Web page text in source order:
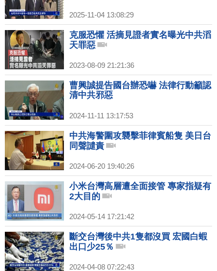
2025-11-04 13:08:29
克服恐懼 活摘見證者實名曝光中共滔
天罪惡
2023-08-09 21:21:36
曹興誠提告國台辦恐嚇 法律行動籲認
清中共邪惡
2024-11-11 13:17:53
中共海警圍攻襲擊菲律賓船隻 美日台
同聲譴責
2024-06-20 19:40:26
小米台灣高層遭全面接管 專家指疑有
2大目的
2024-05-14 17:21:42
斷交台灣後中共1隻都沒買 宏國白蝦
出口少25％
2024-04-08 07:22:43